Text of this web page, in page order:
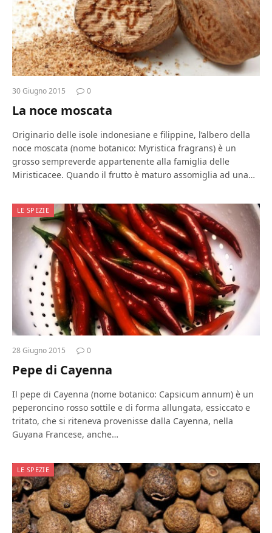
30 Giugno 2015 0
La noce moscata
Originario delle isole indonesiane e filippine, l’albero della
noce moscata (nome botanico: Myristica fragrans) è un
grosso sempreverde appartenente alla famiglia delle
Miristicacee. Quando il frutto è maturo assomiglia ad una…
LE SPEZIE
28 Giugno 2015 0
Pepe di Cayenna
Il pepe di Cayenna (nome botanico: Capsicum annum) è un
peperoncino rosso sottile e di forma allungata, essiccato e
tritato, che si riteneva provenisse dalla Cayenna, nella
Guyana Francese, anche…
LE SPEZIE